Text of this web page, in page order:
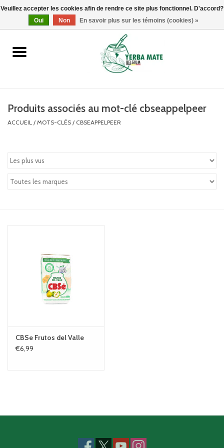
0 Articles - €0,00
Accueil
Produits
Marques
Produits associés au mot-clé cbseappelpeer
ACCUEIL / MOTS-CLÉS / CBSEAPPELPEER
CBSe Frutos del Valle
€6,99
Veuillez accepter les cookies afin de rendre ce site plus fonctionnel. D'accord?
Oui
Non En savoir plus sur les témoins (cookies) »